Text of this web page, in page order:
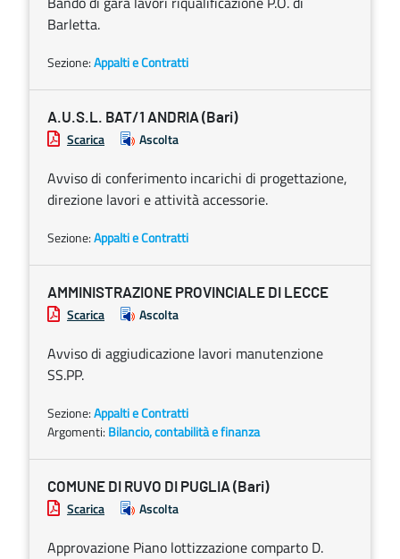
Barletta.
Sezione:Appalti e Contratti
A.U.S.L. BAT/1 ANDRIA (Bari)
Scarica Ascolta
Avviso di conferimento incarichi di progettazione,
direzione lavori e attività accessorie.
Sezione:Appalti e Contratti
AMMINISTRAZIONE PROVINCIALE DI LECCE
Scarica Ascolta
Avviso di aggiudicazione lavori manutenzione
SS.PP.
Sezione:Appalti e Contratti
Argomenti: Bilancio, contabilità e finanza
COMUNE DI RUVO DI PUGLIA (Bari)
Scarica Ascolta
Approvazione Piano lottizzazione comparto D.